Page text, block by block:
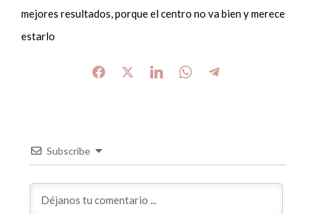
mejores resultados, porque el centro no va bien y merece
estarlo
Subscribe